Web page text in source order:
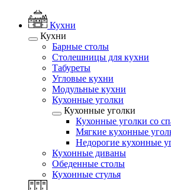
Кухни
Кухни
Барные столы
Столешницы для кухни
Табуреты
Угловые кухни
Модульные кухни
Кухонные уголки
Кухонные уголки
Кухонные уголки со
Мягкие кухонные
Недорогие кухонные
Кухонные диваны
Обеденные столы
Кухонные стулья